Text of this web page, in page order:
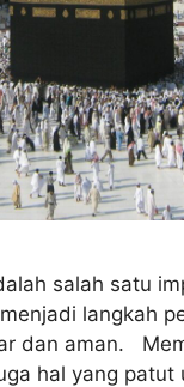
salah satu
langkah
dan aman.
hal yang